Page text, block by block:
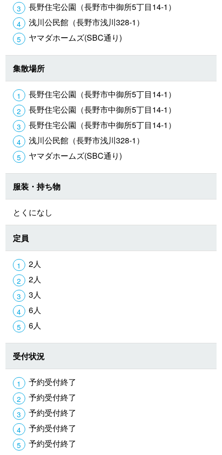
長野住宅公園（長野市中御所5丁目14-1）
浅川公民館（長野市浅川328-1）
ヤマダホームズ(SBC通り)
集散場所
長野住宅公園（長野市中御所5丁目14-1）
長野住宅公園（長野市中御所5丁目14-1）
長野住宅公園（長野市中御所5丁目14-1）
浅川公民館（長野市浅川328-1）
ヤマダホームズ(SBC通り)
服装・持ち物
とくになし
定員
2人
2人
3人
6人
6人
受付状況
予約受付終了
予約受付終了
予約受付終了
予約受付終了
予約受付終了